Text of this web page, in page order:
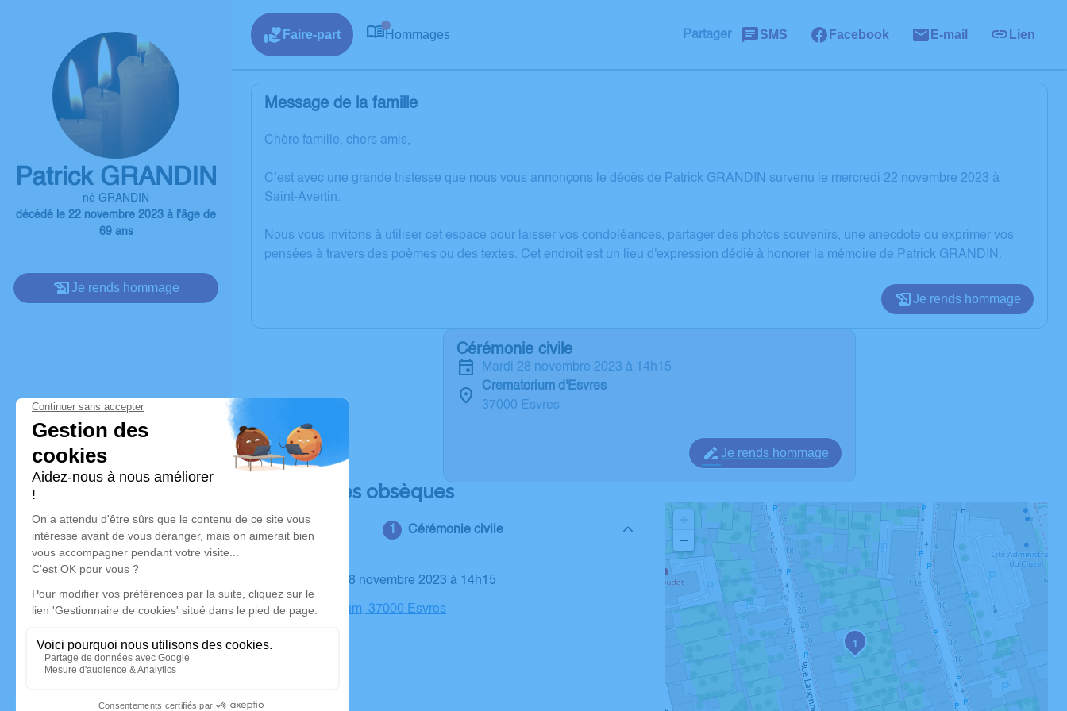
Patrick GRANDIN
né GRANDIN
décédé le 22 novembre 2023 à l'âge de
69 ans
Je rends hommage
Faire-part Hommages Partager SMS Facebook E-mail Lien
Message de la famille
Chère famille, chers amis,
C’est avec une grande tristesse que nous vous annonçons le décès de Patrick GRANDIN survenu le mercredi 22 novembre 2023 à
Saint-Avertin.
Nous vous invitons à utiliser cet espace pour laisser vos condoléances, partager des photos souvenirs, une anecdote ou exprimer vos
pensées à travers des poèmes ou des textes. Cet endroit est un lieu d'expression dédié à honorer la mémoire de Patrick GRANDIN.
Je rends hommage
Cérémonie civile
mardi 28 novembre 2023 à 14h15
Crematorium d'Esvres
37000 Esvres
Je rends hommage
Déroulé des obsèques
Cérémonie civile
Le mardi 28 novembre 2023 à 14h15
Crematorium, 37000 Esvres
1
−